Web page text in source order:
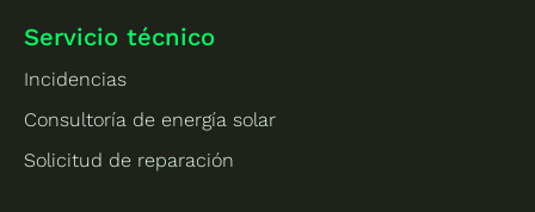
Servicio técnico
Incidencias
Consultoría de energía solar
Solicitud de reparación